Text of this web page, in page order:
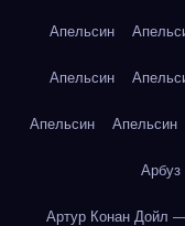
Апельсин
Апельсин
Апельсин Апельсин
Арбуз
Артур Конан Дойл